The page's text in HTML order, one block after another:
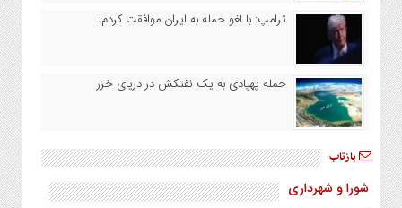
عکس
اقتصادی
روزنامه
دسترسی
سریع
سیاست
حفظ
حریم
ترامپ: با لغو حمله به ایران موافقت کردم!
حمله پهپادی به یک نفتکش در دریای خزر
بازتاب
شورا و شهرداری